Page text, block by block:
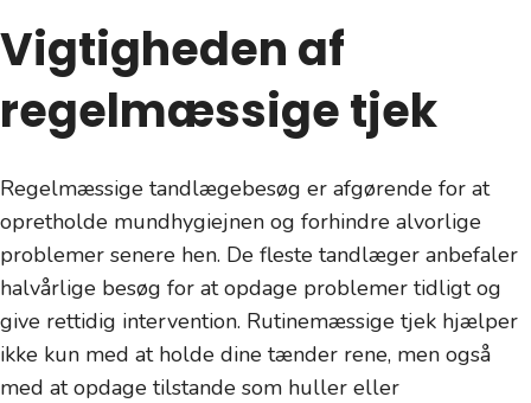
Vigtigheden af
regelmæssige tjek
Regelmæssige tandlægebesøg er afgørende for at
opretholde mundhygiejnen og forhindre alvorlige
problemer senere hen. De fleste tandlæger anbefaler
halvårlige besøg for at opdage problemer tidligt og
give rettidig intervention. Rutinemæssige tjek hjælper
ikke kun med at holde dine tænder rene, men også
med at opdage tilstande som huller eller